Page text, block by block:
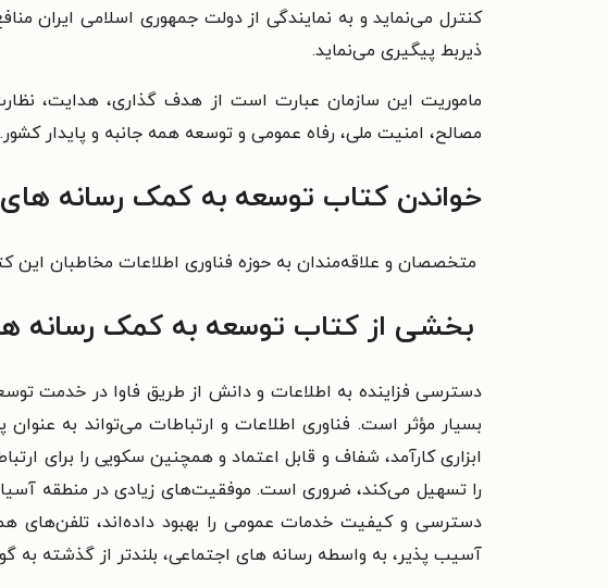
کنترل می‌نماید و به نمایندگی از دولت جمهوری اسلامی ایران
ذیربط پیگیری می‌نماید.
ماموریت این سازمان عبارت است از هدف گذاری، هدایت،
مصالح، امنیت ملی، رفاه عمومی و توسعه همه جانبه و پایدار کشور.
خواندن کتاب توسعه به کمک رسانه
متخصصان و علاقه‌مندان به حوزه فناوری اطلاعات مخاطبان این
بخشی از کتاب توسعه به کمک رسانه
دسترسی فزاینده به اطلاعات و دانش از طریق فاوا در خدمت
بسیار مؤثر است. فناوری اطلاعات و ارتباطات می‌تواند به
ابزاری کارآمد، شفاف و قابل اعتماد و همچنین سکویی را برای
را تسهیل می‌کند، ضروری است. موفقیت‌های زیادی در منطقه
دسترسی و کیفیت خدمات عمومی را بهبود داده‌اند، تلفن‌های
آسیب پذیر، به واسطه رسانه های اجتماعی، بلندتر از گذشته